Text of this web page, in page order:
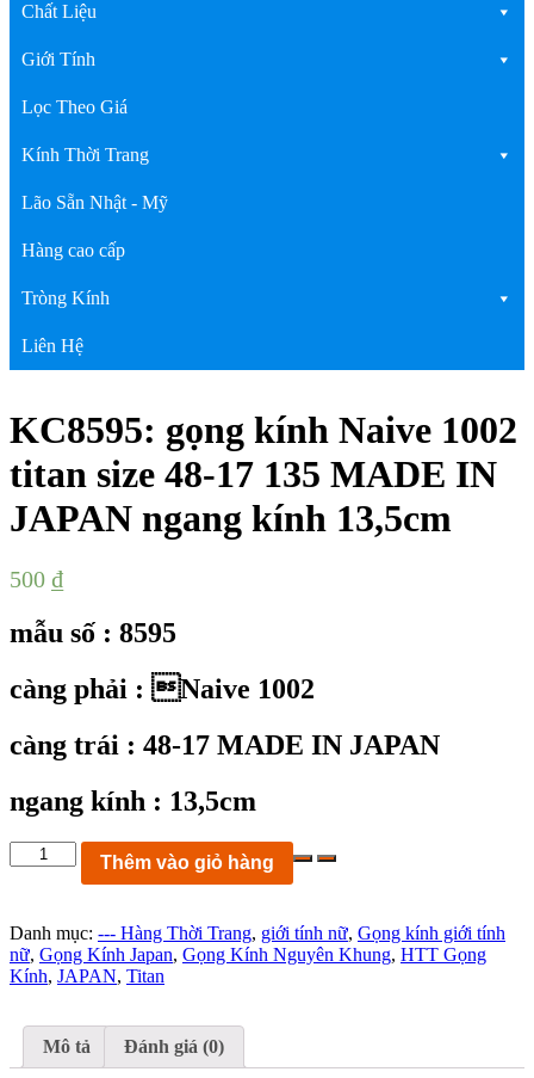
Chất Liệu
Giới Tính
Lọc Theo Giá
Kính Thời Trang
Lão Sẵn Nhật - Mỹ
Hàng cao cấp
Tròng Kính
Liên Hệ
KC8595: gọng kính Naive 1002
titan size 48-17 135 MADE IN
JAPAN ngang kính 13,5cm
500 ₫
mẫu số : 8595
càng phải : Naive 1002
càng trái : 48-17 MADE IN JAPAN
ngang kính : 13,5cm
KC8595:
gọng
1002
titan
size
17
MADE
Thêm vào giỏ hàng
Danh mục: --- Hàng Thời Trang, giới tính nữ, Gọng kính giới tính
nữ, Gọng Kính Japan, Gọng Kính Nguyên Khung, HTT Gọng
Kính, JAPAN, Titan
Mô tả Đánh giá (0)